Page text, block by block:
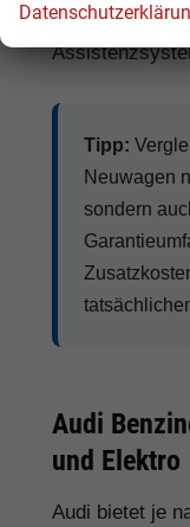
Tipp:
Neuwagen
sondern
Audi
und Elektro
Audi bietet je